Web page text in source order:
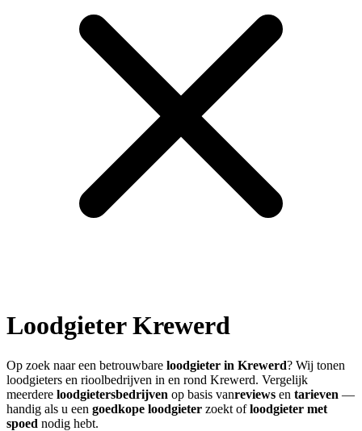
LoodgieterKrewerd
Op zoek naar een betrouwbare loodgieter in Krewerd? Wij tonen
loodgieters en rioolbedrijven in en rond Krewerd. Vergelijk
meerdere loodgietersbedrijven op basis vanreviews en tarieven —
handig als u een goedkope loodgieter zoekt ofloodgieter met
spoed nodig hebt.